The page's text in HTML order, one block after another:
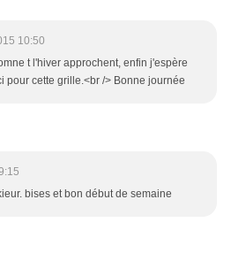
10:50
t l'hiver approchent, enfin j'espère
pour cette grille.<br /> Bonne journée
bises et bon début de semaine